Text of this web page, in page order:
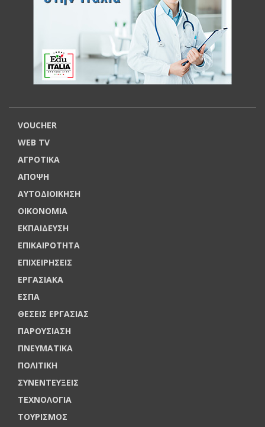
VOUCHER
WEB TV
ΑΓΡΟΤΙΚΑ
ΑΠΟΨΗ
ΑΥΤΟΔΙΟΙΚΗΣΗ
ΟΙΚΟΝΟΜΙΑ
ΕΚΠΑΙΔΕΥΣΗ
ΕΠΙΚΑΙΡΟΤΗΤΑ
ΕΠΙΧΕΙΡΗΣΕΙΣ
ΕΡΓΑΣΙΑΚΑ
ΕΣΠΑ
ΘΕΣΕΙΣ ΕΡΓΑΣΙΑΣ
ΠΑΡΟΥΣΙΑΣΗ
ΠΝΕΥΜΑΤΙΚΑ
ΠΟΛΙΤΙΚΗ
ΣΥΝΕΝΤΕΥΞΕΙΣ
ΤΕΧΝΟΛΟΓΙΑ
ΤΟΥΡΙΣΜΟΣ